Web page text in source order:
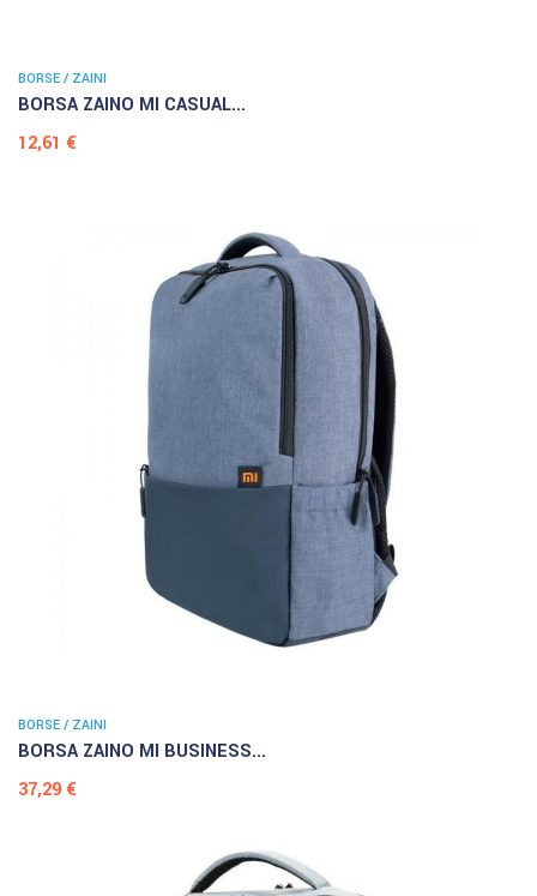
BORSE / ZAINI
BORSA ZAINO MI CASUAL...
Prezzo
12,61 €
BORSE / ZAINI
BORSA ZAINO MI BUSINESS...
Prezzo
37,29 €